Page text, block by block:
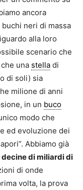
ancora
neri di massa
alla loro
scenario che
una stella di
di soli) sia
milione di anni
in un buco
modo che
ed evoluzione dei
Abbiamo già
decine di miliardi di
di onde
volta, la prova